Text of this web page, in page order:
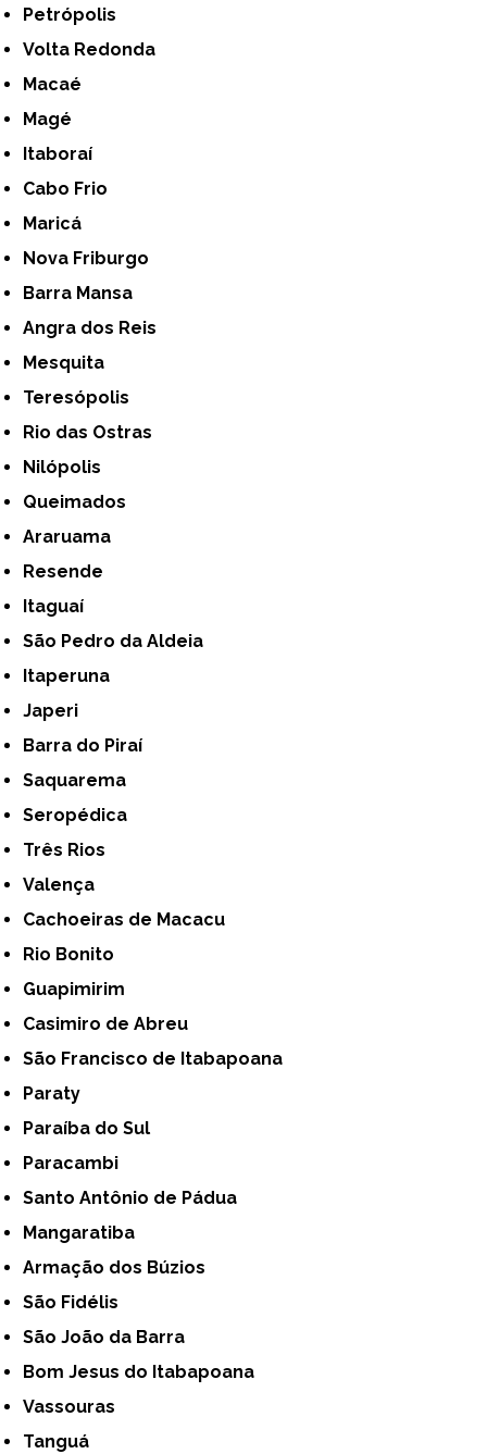
Petrópolis
Volta Redonda
Macaé
Magé
Itaboraí
Cabo Frio
Maricá
Nova Friburgo
Barra Mansa
Angra dos Reis
Mesquita
Teresópolis
Rio das Ostras
Nilópolis
Queimados
Araruama
Resende
Itaguaí
São Pedro da Aldeia
Itaperuna
Japeri
Barra do Piraí
Saquarema
Seropédica
Três Rios
Valença
Cachoeiras de Macacu
Rio Bonito
Guapimirim
Casimiro de Abreu
São Francisco de Itabapoana
Paraty
Paraíba do Sul
Paracambi
Santo Antônio de Pádua
Mangaratiba
Armação dos Búzios
São Fidélis
São João da Barra
Bom Jesus do Itabapoana
Vassouras
Tanguá